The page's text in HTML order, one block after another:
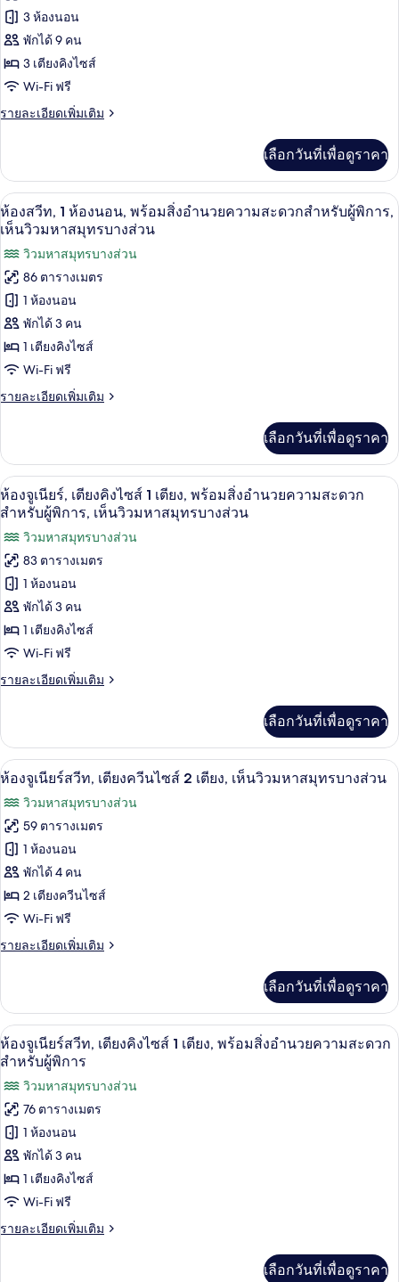
สำหรับ
ผู้
พิการ,
วิว
ทะเล
ห้อง
นอน,
พร้อม
สิ่ง
อำนวย
ความ
สำหรับ
วิว
ทะเล
ของ
ห้อง
สวีท,
3
ห้อง
ริม
ทะเล
3 ห้องนอน
พักได้ 9 คน
3 เตียงคิงไซส์
Wi-Fi ฟรี
รายละเอียดเพิ่มเติม
ราย
เกี่ยว
กับ
ห้อง
สวี
3
ห้อง
นอน,
ริม
ทะเล
เลือกวันที่เพื่อดูราคา
เปิด
ภาพถ่าย
ทั้งหมด
ของ
ห้อง
สวีท,
1
ห้อง
นอน,
สิ่ง
อำนวย
ความ
สะดวก
สำหรับ
ผู้
พิการ,
เห็น
วิว
มหาสมุทร
ส่วน
เครื่องนอนระดับพรีเมียม, มินิบาร์, ตู้นิ
3
ห้องสวีท, 1 ห้องนอน, พร้อมสิ่งอำนวยความสะดวกสำหรับผู้พิการ,
เห็นวิวมหาสมุทรบางส่วน
วิวมหาสมุทรบางส่วน
86 ตารางเมตร
1 ห้องนอน
พักได้ 3 คน
1 เตียงคิงไซส์
Wi-Fi ฟรี
รายละเอียดเพิ่มเติม
ราย
เกี่ยว
กับ
ห้อง
สวี
ห้อง
นอน,
พร้อม
สิ่ง
ความ
สะดวก
ผู้
มหาสมุทร
บาง
ส่วน
เลือกวันที่เพื่อดูราคา
เปิด
ภาพถ่าย
ทั้งหมด
ของ
ห้อง
จู
เนียร์,
1
เตียง,
พร้อม
สิ่ง
อำนวย
ความ
สะดวก
สำหรับ
ผู้
เห็น
วิว
มหาสมุทร
บาง
ส่วน
เครื่องนอนระดับพรีเมียม, มินิบาร์, ตู้นิร
6
ห้องจูเนียร์, เตียงคิงไซส์ 1 เตียง, พร้อมสิ่งอำนวยความสะดวก
สำหรับผู้พิการ, เห็นวิวมหาสมุทรบางส่วน
วิวมหาสมุทรบางส่วน
83 ตารางเมตร
1 ห้องนอน
พักได้ 3 คน
1 เตียงคิงไซส์
Wi-Fi ฟรี
รายละเอียดเพิ่มเติม
ราย
เกี่ยว
กับ
ห้อง
เนียร์,
เตียง
คิง
ไซส์
เตียง,
พร้อม
สิ่ง
ความ
ผู้
พิการ,
เห็น
วิว
มหาสมุทร
บาง
ส่วน
เลือกวันที่เพื่อดูราคา
เปิด
ภาพถ่าย
ทั้งหมด
ของ
ห้อง
จู
เนียร์
สวีท,
ควีน
ไซส์
2
เห็น
วิว
มหาสมุทร
บาง
ส่วน
ห้องจูเนียร์สวีท, เตียงควีนไซส์ 2 เตีย
4
ห้องจูเนียร์สวีท, เตียงควีนไซส์ 2 เตียง, เห็นวิวมหาสมุทรบางส่วน
วิวมหาสมุทรบางส่วน
59 ตารางเมตร
1 ห้องนอน
พักได้ 4 คน
2 เตียงควีนไซส์
Wi-Fi ฟรี
รายละเอียดเพิ่มเติม
ราย
เกี่ยว
กับ
ห้อง
จู
สวี
ท,
เตียง
ควีน
ไซส์
เตียง,
เห็น
มหาสมุทร
เลือกวันที่เพื่อดูราคา
เปิด
ภาพถ่าย
ทั้งหมด
ของ
ห้อง
จู
เนียร์
เครื่องนอนระดับพรีเมียม, มินิบาร์, ตู้นิ
6
ห้องจูเนียร์สวีท, เตียงคิงไซส์ 1 เตียง, พร้อมสิ่งอำนวยความสะดวก
สำหรับผู้พิการ
วิวมหาสมุทรบางส่วน
76 ตารางเมตร
1 ห้องนอน
พักได้ 3 คน
1 เตียงคิงไซส์
Wi-Fi ฟรี
รายละเอียดเพิ่มเติม
ราย
เลือกวันที่เพื่อดูราคา